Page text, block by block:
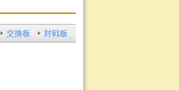
交換板 対戦板